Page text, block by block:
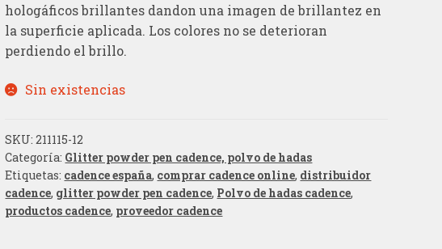
hologáficos brillantes dandon una imagen de brillantez en
la superficie aplicada. Los colores no se deterioran
perdiendo el brillo.
Sin existencias
SKU:211115-12
Categoría: Glitter powder pen cadence, polvo de hadas
Etiquetas: cadence españa, comprar cadence online, distribuidor
cadence, glitter powder pen cadence, Polvo de hadas cadence,
productos cadence, proveedor cadence